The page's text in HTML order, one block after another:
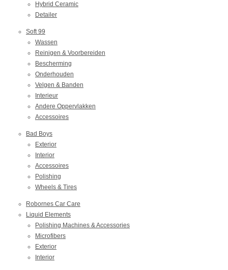
Hybrid Ceramic
Detailer
Soft 99
Wassen
Reinigen & Voorbereiden
Bescherming
Onderhouden
Velgen & Banden
Interieur
Andere Oppervlakken
Accessoires
Bad Boys
Exterior
Interior
Accessoires
Polishing
Wheels & Tires
Robornes Car Care
Liquid Elements
Polishing Machines & Accessories
Microfibers
Exterior
Interior